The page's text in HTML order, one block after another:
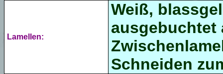
Lamellen:
Weiß,
ausgebuchtet
Schneiden